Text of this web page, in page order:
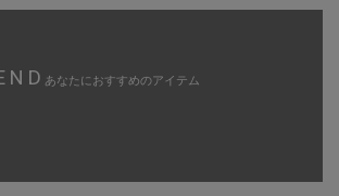
あなたにおすすめのアイテム